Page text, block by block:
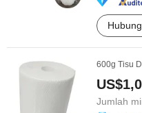
600g Tisu
Jumlah